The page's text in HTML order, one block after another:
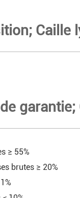
Caille
≥ 55%
brutes ≥ 20%